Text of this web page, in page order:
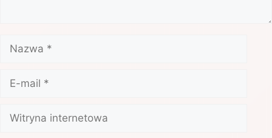
Nazwa
mail
Witryna
internetowa